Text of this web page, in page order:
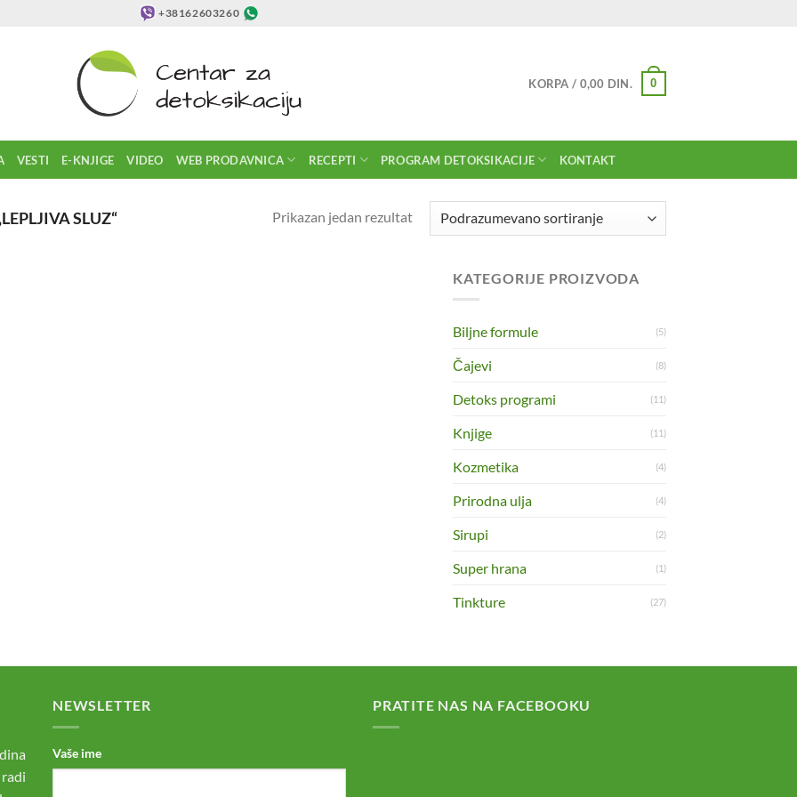
+38162603260
KORPA / 0,00 DIN. 0
VESTI E-KNJIGE VIDEO WEB PRODAVNICA RECEPTI PROGRAM DETOKSIKACIJE KONTAKT
SLUZ“ Prikazan jedan rezultat
KATEGORIJE PROIZVODA
Biljne formule (5)
Čajevi (8)
Detoks programi (11)
Knjige (11)
Kozmetika (4)
Prirodna ulja (4)
Sirupi (2)
Super hrana (1)
Tinkture (27)
NEWSLETTER
Vaše ime
PRATITE NAS NA FACEBOOKU